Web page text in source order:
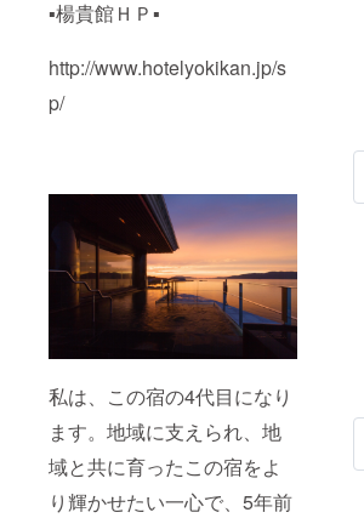
▪️楊貴館ＨＰ▪️
http://www.hotelyokikan.jp/s
p/
私は、この宿の4代目になり
ます。地域に支えられ、地
域と共に育ったこの宿をよ
り輝かせたい一心で、5年前